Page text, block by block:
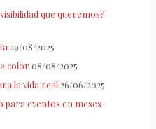
que queremos?
29/08/2025
color 08/08/2025
la vida real 26/06/2025
eventos en meses